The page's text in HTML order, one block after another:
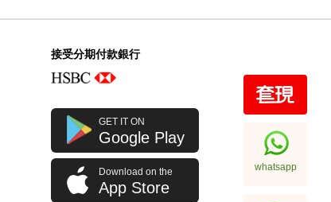
Ferragamo 菲拉格慕 皮帶
670326 Midnight 110 Ss 皮革
110cm
2,680.00
接受分期付款銀行
GET IT ON
Google Play
Download on the
App Store
whatsapp